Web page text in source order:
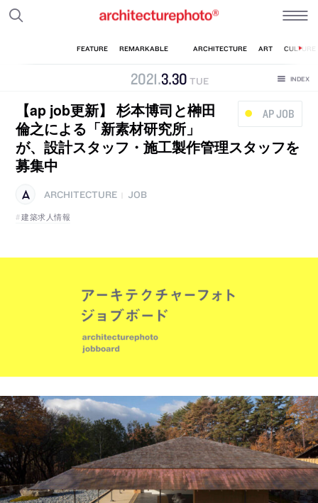
2021.3.30 TUE
AP JOB
【ap job更新】 杉本博司と榊田
倫之による「新素材研究所」
が、設計スタッフ・施工製作管理スタッフを
募集中
ARCHITECTURE
JOB
建築求人情報